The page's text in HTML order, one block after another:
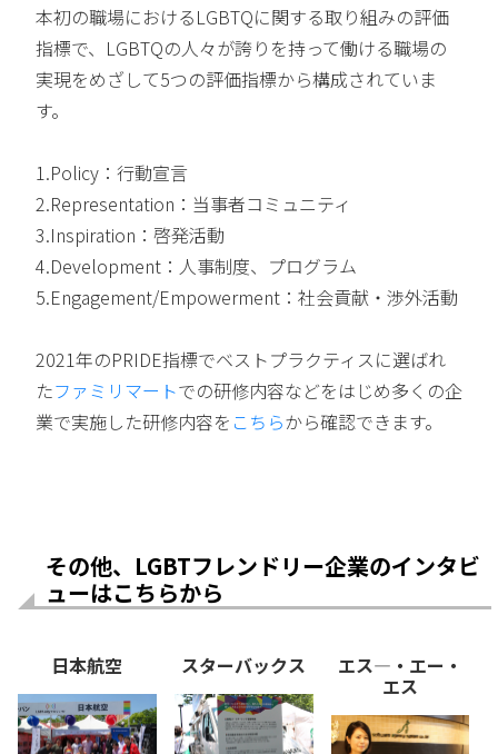
本初の職場におけるLGBTQに関する取り組みの評価
指標で、LGBTQの人々が誇りを持って働ける職場の
実現をめざして5つの評価指標から構成されていま
す。
1.Policy：行動宣言
2.Representation：当事者コミュニティ
3.Inspiration：啓発活動
4.Development：人事制度、プログラム
5.Engagement/Empowerment：社会貢献・渉外活動
2021年のPRIDE指標でベストプラクティスに選ばれ
たファミリマートでの研修内容などをはじめ多くの企
業で実施した研修内容を こちらから確認できます。
その他、LGBTフレンドリー企業のインタビ
ューはこちらから
日本航空 スターバックス エス―・エー・
エス